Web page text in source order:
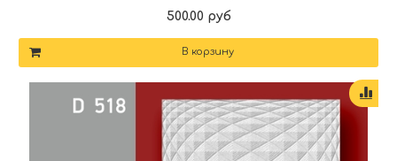
500.00 руб
В корзину